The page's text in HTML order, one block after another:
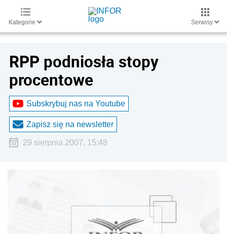
Kategorie Serwisy
RPP podniosła stopy
procentowe
Subskrybuj nas na Youtube
Zapisz się na newsletter
29 sierpnia 2007, 15:48